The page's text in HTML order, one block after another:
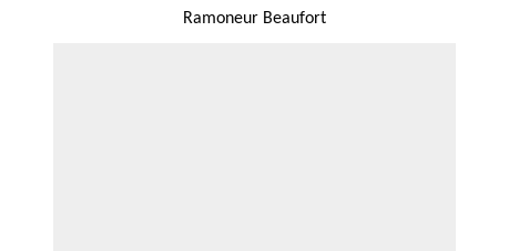
Ramoneur Beaufort